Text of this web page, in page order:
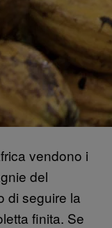
vendono i
del
di seguire la
finita. Se